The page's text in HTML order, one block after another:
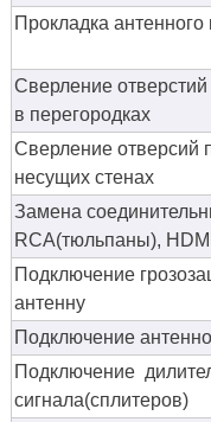
Прокладка антенного
Сверление
в перегородках
Сверление отверсий
несущих стенах
Замена
RCA(тюльпаны), HDMI
Подключение
антенну
Подключение
Подключение
сигнала(сплитеров)